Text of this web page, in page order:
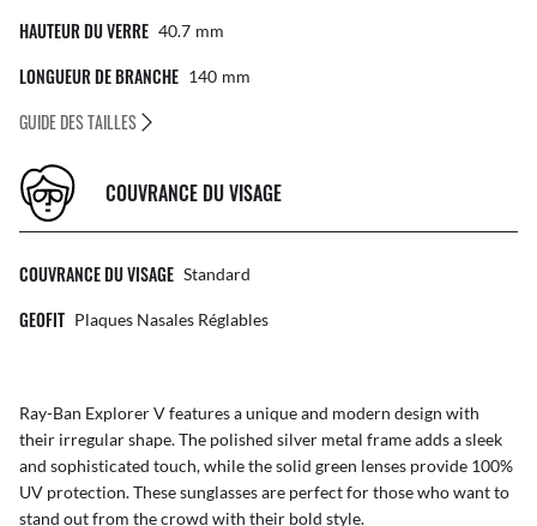
HAUTEUR DU VERRE 40.7 Mm
LONGUEUR DE BRANCHE 140 Mm
GUIDE DES TAILLES
COUVRANCE DU VISAGE
COUVRANCE DU VISAGE Standard
GEOFIT Plaques Nasales Réglables
Ray-Ban Explorer V features a unique and modern design with
their irregular shape. The polished silver metal frame adds a sleek
and sophisticated touch, while the solid green lenses provide 100%
UV protection. These sunglasses are perfect for those who want to
stand out from the crowd with their bold style.